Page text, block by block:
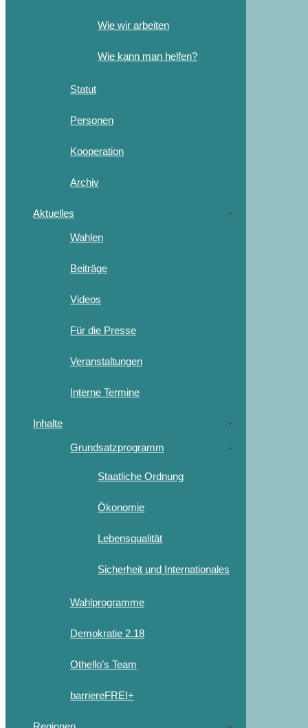
Wie wir arbeiten
Wie kann man helfen?
Statut
Personen
Kooperation
Archiv
Aktuelles
Wahlen
Beiträge
Videos
Für die Presse
Veranstaltungen
Interne Termine
Inhalte
Grundsatzprogramm
Staatliche Ordnung
Ökonomie
Lebensqualität
Sicherheit und Internationales
Wahlprogramme
Demokratie 2.18
Othello’s Team
barriereFREI+